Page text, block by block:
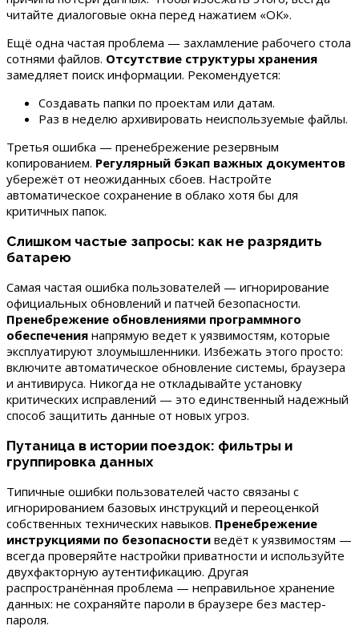
читайте диалоговые окна перед нажатием «ОК».
Ещё одна частая проблема — захламление рабочего стола
сотнями файлов. Отсутствие структуры хранения
замедляет поиск информации. Рекомендуется:
Создавать папки по проектам или датам.
Раз в неделю архивировать неиспользуемые файлы.
Третья ошибка — пренебрежение резервным
копированием. Регулярный бэкап важных документов
убережёт от неожиданных сбоев. Настройте
автоматическое сохранение в облако хотя бы для
критичных папок.
Слишком частые запросы: как не разрядить
батарею
Самая частая ошибка пользователей — игнорирование
официальных обновлений и патчей безопасности.
Пренебрежение обновлениями программного
обеспечения напрямую ведет к уязвимостям, которые
эксплуатируют злоумышленники. Избежать этого просто:
включите автоматическое обновление системы, браузера
и антивируса. Никогда не откладывайте установку
критических исправлений — это единственный надежный
способ защитить данные от новых угроз.
Путаница в истории поездок: фильтры и
группировка данных
Типичные ошибки пользователей часто связаны с
игнорированием базовых инструкций и переоценкой
собственных технических навыков. Пренебрежение
инструкциями по безопасности ведёт к уязвимостям —
всегда проверяйте настройки приватности и используйте
двухфакторную аутентификацию. Другая
распространённая проблема — неправильное хранение
данных: не сохраняйте пароли в браузере без мастер-
пароля.